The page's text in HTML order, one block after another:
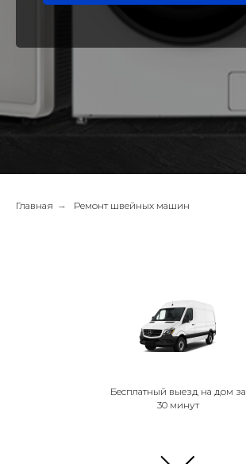
Главная → Ремонт швейных машин
Бесплатный выезд на дом за
30 минут